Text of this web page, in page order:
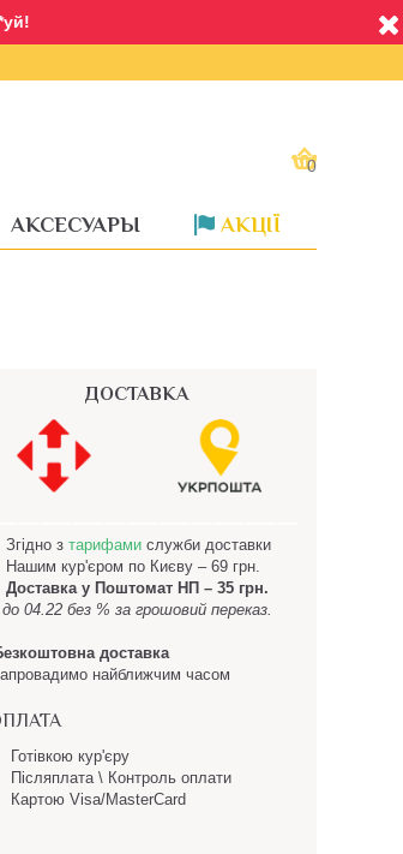
0
АКСЕСУАРЫ АКЦІЇ
ДОСТАВКА
з тарифами служби доставки
Нашим кур'єром по Києву – 69 грн.
Доставка у Поштомат НП – 35 грн.
до 04.22 без % за грошовий переказ.
доставка
найближчим часом
кур'єру
\ Контроль оплати
Visa/MasterCard